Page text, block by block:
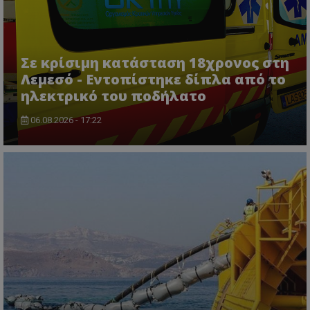
Σε κρίσιμη κατάσταση 18χρονος στη
Λεμεσό - Εντοπίστηκε δίπλα από το
ηλεκτρικό του ποδήλατο
06.08.2026 - 17:22
ASP.NET_SessionId